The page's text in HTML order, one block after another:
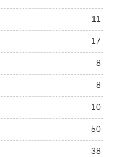
11
17
8
8
10
50
38